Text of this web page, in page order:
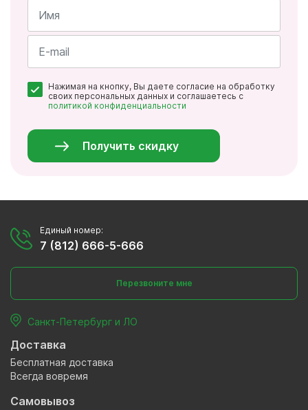
Имя
*
Нажимая на кнопку, Вы даете согласие на обработку
своих персональных данных и соглашаетесь с
политикой конфиденциальности
Получить скидку
Единый номер:
7 (812) 666-5-666
Перезвоните мне
Санкт-Петербург и ЛО
Доставка
Бесплатная доставка
Всегда вовремя
Самовывоз